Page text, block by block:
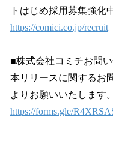
トはじめ採用募集強化
https://comici.co.jp/recruit
■株式会社コミチお問
本リリースに関するお
よりお願いいたします。
https://forms.gle/